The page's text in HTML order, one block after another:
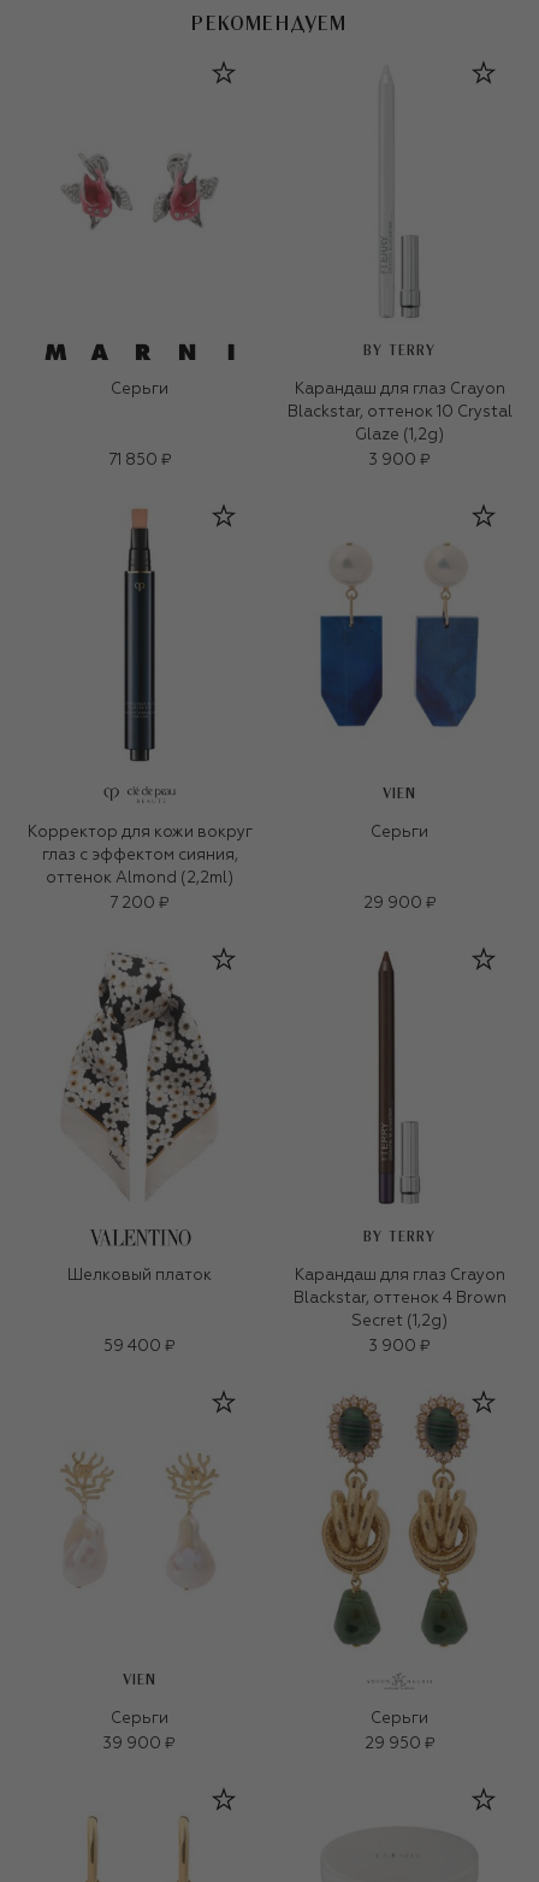
РЕКОМЕНДУЕМ
Серьги
71 850 ₽
BY TERRY
Карандаш для глаз Crayon
Blackstar, оттенок 10 Crystal
Glaze (1,2g)
3 900 ₽
Корректор для кожи вокруг
глаз с эффектом сияния,
оттенок Almond (2,2ml)
7 200 ₽
VIEN
Серьги
29 900 ₽
Шелковый платок
59 400 ₽
BY TERRY
Карандаш для глаз Crayon
Blackstar, оттенок 4 Brown
Secret (1,2g)
3 900 ₽
VIEN
Серьги
39 900 ₽
Серьги
29 950 ₽